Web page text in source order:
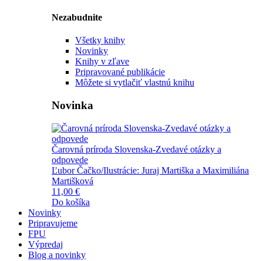
Nezabudnite
Všetky knihy
Novinky
Knihy v zľave
Pripravované publikácie
Môžete si vytlačiť vlastnú knihu
Novinka
Čarovná príroda Slovenska-Zvedavé otázky a
odpovede
Ľubor Čačko/Ilustrácie: Juraj Martiška a Maximiliána
Martišková
11,00 €
Do košíka
Novinky
Pripravujeme
FPU
Výpredaj
Blog a novinky